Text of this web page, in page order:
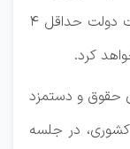
هفتم توسعه که نیازمند تصویب در هیئت دولت حداقل ۴
کرد.
حقوق و دستمزد
کشوری، در جلسه